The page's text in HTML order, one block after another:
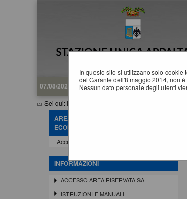
07/08/2026 07:45
Sei qui: Home
In questo sito si utilizzano solo
del Garante dell'8 maggio 2014, non
Nessun dato personale degli utenti
AREA RISERVATA OPERATORE
ECONOMICO
Accedi - Registrati
INFORMAZIONI
ACCESSO AREA RISERVATA SA
ISTRUZIONI E MANUALI